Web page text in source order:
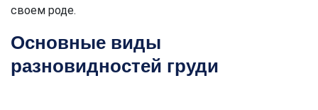
своем роде.
Основные виды
разновидностей груди